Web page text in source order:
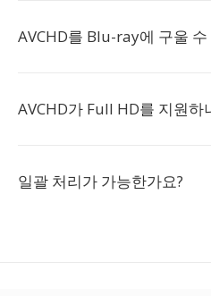
AVCHD를 Blu-ray에 구울 수
AVCHD가 Full HD를 지원하
일괄 처리가 가능한가요?